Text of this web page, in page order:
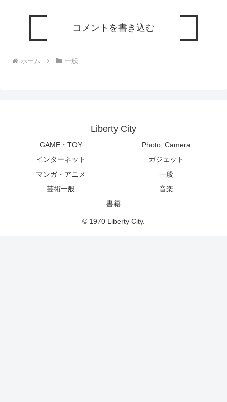
コメントを書き込む
ホーム 一般
Liberty City
GAME・TOY
Photo, Camera
インターネット
ガジェット
マンガ・アニメ
一般
芸術一般
音楽
書籍
© 1970 Liberty City.